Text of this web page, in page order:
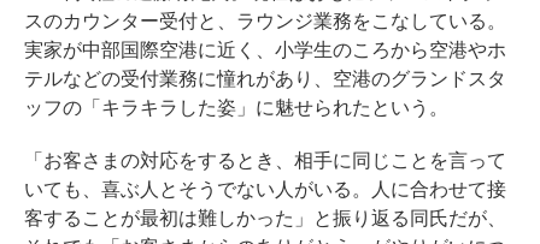
スのカウンター受付と、ラウンジ業務をこなしている。
実家が中部国際空港に近く、小学生のころから空港やホ
テルなどの受付業務に憧れがあり、空港のグランドスタ
ッフの「キラキラした姿」に魅せられたという。
「お客さまの対応をするとき、相手に同じことを言って
いても、喜ぶ人とそうでない人がいる。人に合わせて接
客することが最初は難しかった」と振り返る同氏だが、